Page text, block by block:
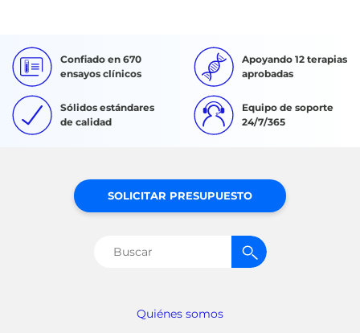
Confiado en 670
ensayos clínicos
Apoyando 12 terapias
aprobadas
Sólidos estándares
de calidad
Equipo de soporte
24/7/365
Quiénes somos
SOLICITAR PRESUPUESTO
Buscar: